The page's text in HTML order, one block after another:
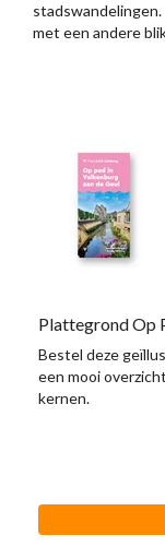
Plattegronden
Uit de streek
Ansichtkaarten
met een andere
Plattegrond Op
Bestel deze
een mooi
kernen.